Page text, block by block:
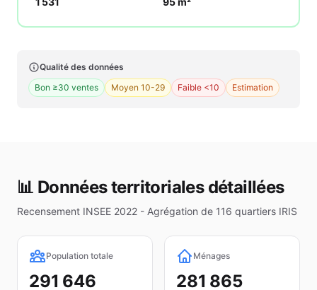
Qualité des données
Bon ≥30 ventes
Moyen 10-29 Faible <10 Estimation
📊 Données territoriales détaillées
Recensement INSEE 2022 - Agrégation de 116 quartiers IRIS
Population totale
291 646
Ménages
281 865